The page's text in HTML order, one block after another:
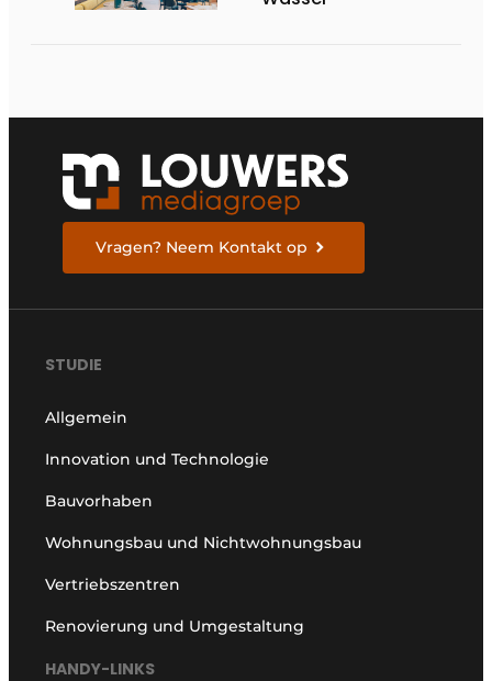
Vragen? Neem Kontakt op
STUDIE
Allgemein
Innovation und Technologie
Bauvorhaben
Wohnungsbau und Nichtwohnungsbau
Vertriebszentren
Renovierung und Umgestaltung
HANDY-LINKS